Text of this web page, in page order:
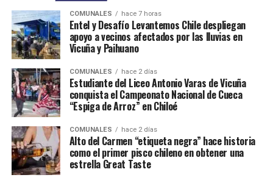
COMUNALES hace 7 horas
Entel y Desafío Levantemos Chile despliegan
apoyo a vecinos afectados por las lluvias en
Vicuña y Paihuano
COMUNALES hace 2 días
Estudiante del Liceo Antonio Varas de Vicuña
conquista el Campeonato Nacional de Cueca
“Espiga de Arroz” en Chiloé
COMUNALES hace 2 días
Alto del Carmen “etiqueta negra” hace historia
como el primer pisco chileno en obtener una
estrella Great Taste